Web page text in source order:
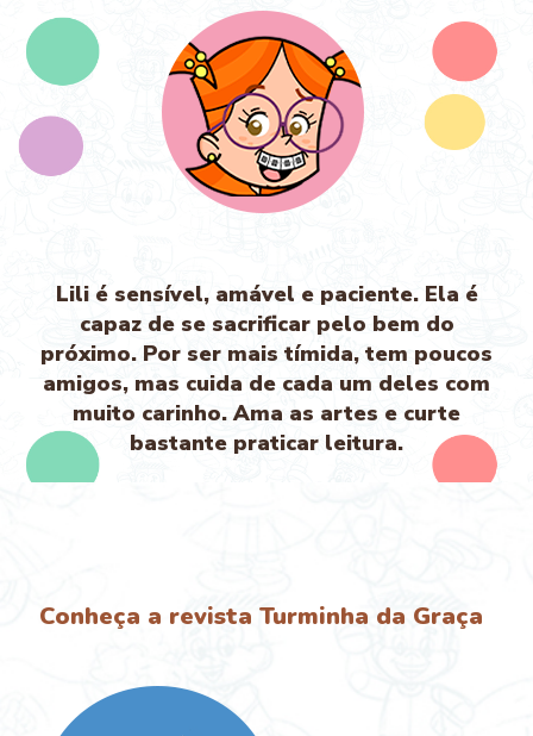
Lili é sensível, amável e paciente. Ela é
capaz de se sacrificar pelo bem do
próximo. Por ser mais tímida, tem poucos
amigos, mas cuida de cada um deles com
muito carinho. Ama as artes e curte
bastante praticar leitura.
Conheça a revista Turminha da Graça